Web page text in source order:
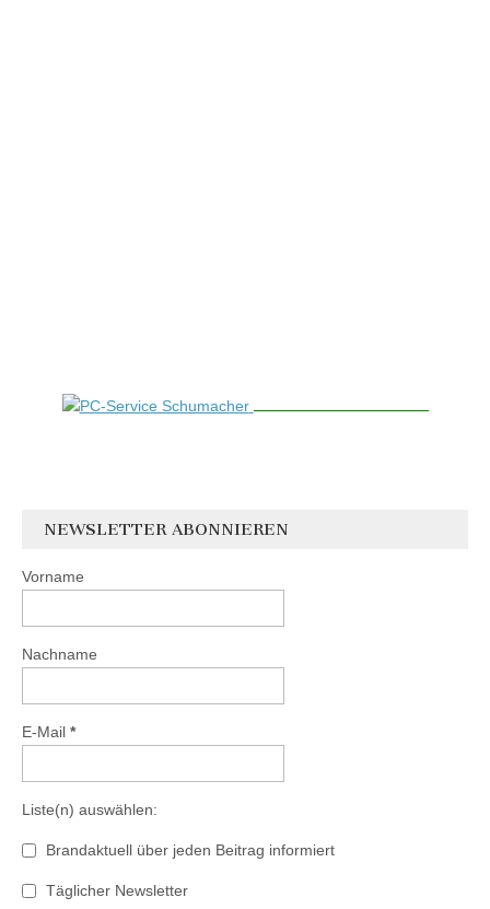
NEWSLETTER ABONNIEREN
Vorname
Nachname
E-Mail *
Liste(n) auswählen:
Brandaktuell über jeden Beitrag informiert
Täglicher Newsletter